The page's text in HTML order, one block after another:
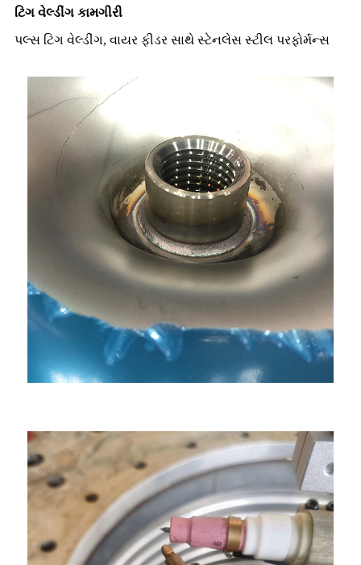
ટિગ વેલ્ડીંગ કામગીરી
પલ્સ ટિગ વેલ્ડીંગ, વાયર ફીડર સાથે સ્ટેનલેસ સ્ટીલ પરફોર્મન્સ